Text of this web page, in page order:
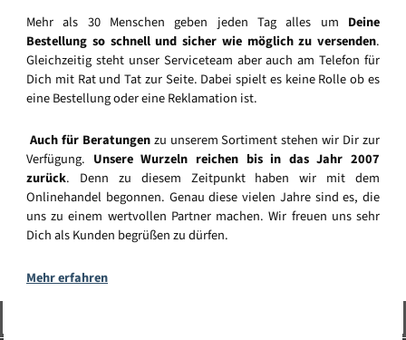
Mehr als 30 Menschen geben jeden Tag alles um Deine
Bestellung so schnell und sicher wie möglich zu versenden.
Gleichzeitig steht unser Serviceteam aber auch am Telefon für
Dich mit Rat und Tat zur Seite. Dabei spielt es keine Rolle ob es
eine Bestellung oder eine Reklamation ist.
Auch für Beratungenzu unserem Sortiment stehen wir Dir zur
Verfügung. Unsere Wurzeln reichen bis in das Jahr 2007
zurück. Denn zu diesem Zeitpunkt haben wir mit dem
Onlinehandel begonnen. Genau diese vielen Jahre sind es, die
uns zu einem wertvollen Partner machen. Wir freuen uns sehr
Dich als Kunden begrüßen zu dürfen.
Mehr erfahren